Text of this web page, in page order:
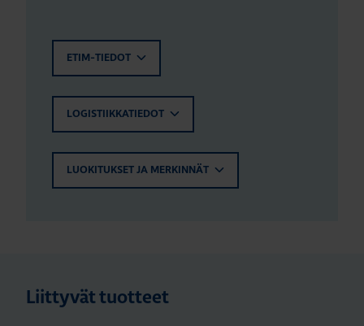
ETIM-TIEDOT
LOGISTIIKKATIEDOT
LUOKITUKSET JA MERKINNÄT
Liittyvät tuotteet